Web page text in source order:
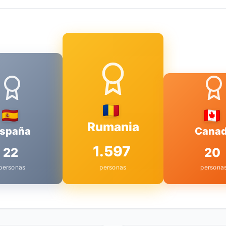
22
Rumania
1.597
personas
20